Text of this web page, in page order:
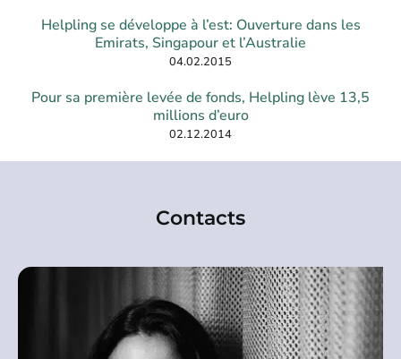
Helpling se développe à l’est: Ouverture dans les
Emirats, Singapour et l’Australie
04.02.2015
Pour sa première levée de fonds, Helpling lève 13,5
millions d’euro
02.12.2014
Contacts